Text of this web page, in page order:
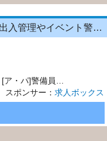
警備員/施設警備/イベント警備 臨時 出入管理やイベント警備 1209
スポンサー： 求人ボックス